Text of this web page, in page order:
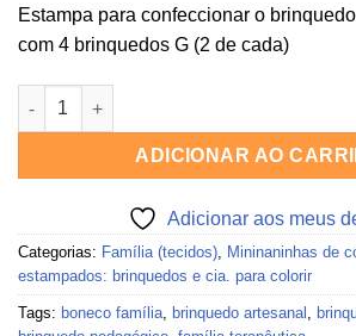
Estampa para confeccionar o
com 4 brinquedos G (2 de cada)
Tecido menino e menina Oktoberfest
ADICIONAR AO
Adicionar aos meus
Categorias: Família (tecidos), Mininaninhas de
estampados: brinquedos e cia. para colorir
Tags: boneco família, brinquedo artesanal ,